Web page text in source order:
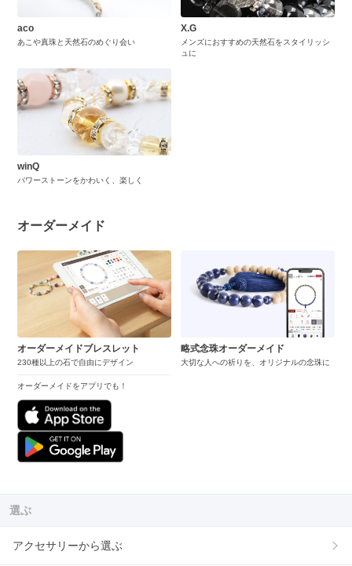
aco
あこや真珠と天然石のめぐり会い
X.G
メンズにおすすめの天然石をスタイリッシ
ュに
winQ
パワーストーンをかわいく、楽しく
オーダーメイド
オーダーメイドブレスレット
230種以上の石で自由にデザイン
オーダーメイドをアプリでも！
略式念珠オーダーメイド
大切な人への祈りを、オリジナルの念珠に
選ぶ
アクセサリーから選ぶ